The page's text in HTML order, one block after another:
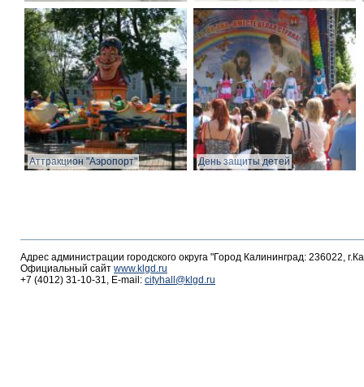
Аттракцион "Аэропорт" День защиты детей
Адрес администрации городского округа "Город Калининград: 236022,
Официальный сайт www.klgd.ru
+7 (4012) 31-10-31, E-mail: cityhall@klgd.ru